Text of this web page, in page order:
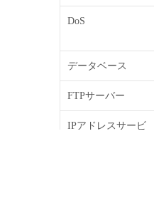
DoS
データベース
FTPサーバー
IPアドレスサービ